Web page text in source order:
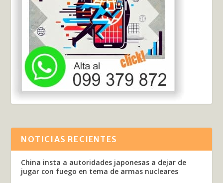
NOTICIAS RECIENTES
China insta a autoridades japonesas a dejar de
jugar con fuego en tema de armas nucleares